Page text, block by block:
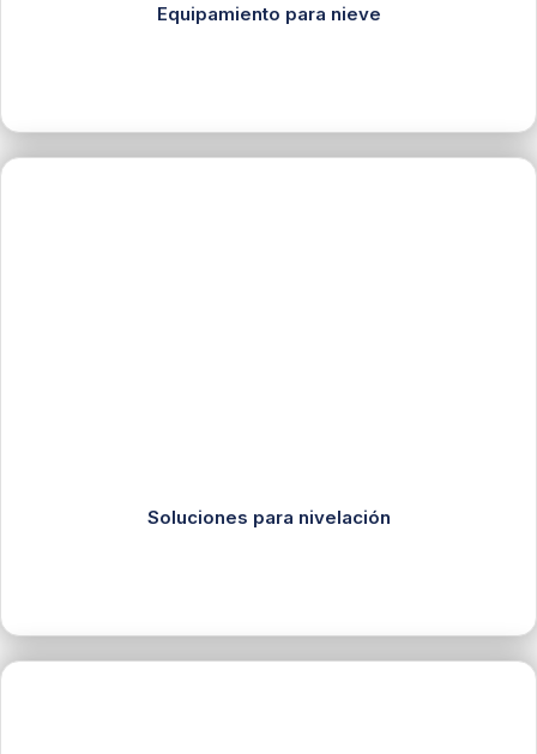
Equipamiento para nieve
Soluciones para nivelación